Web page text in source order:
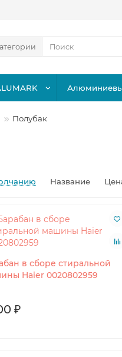
Полубак
Название
в сборе стиральной
Haier 0020802959
₽